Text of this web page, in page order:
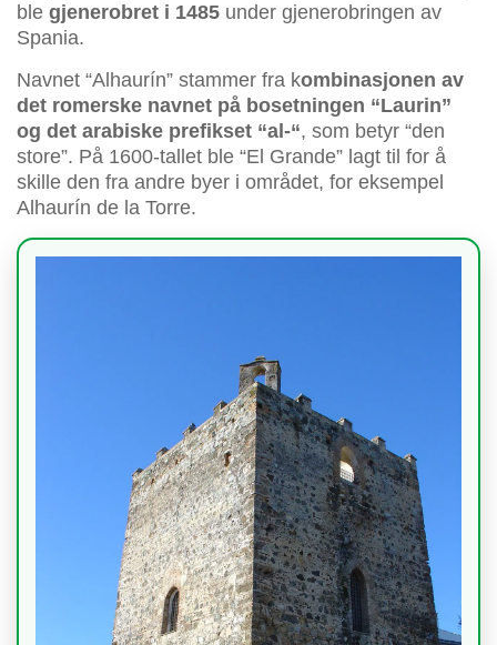
ble gjenerobret i 1485 under gjenerobringen av
Spania.
Navnet “Alhaurín” stammer fra kombinasjonen av
det romerske navnet på bosetningen “Laurin”
og det arabiske prefikset “al-“, som betyr “den
store”. På 1600-tallet ble “El Grande” lagt til for å
skille den fra andre byer i området, for eksempel
Alhaurín de la Torre.